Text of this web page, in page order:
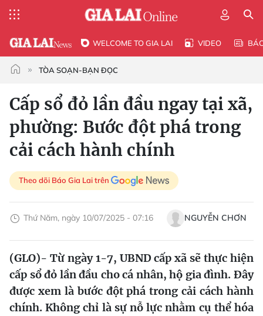
WELCOME TO GIA LAI VIDEO
TÒA SOẠN-BẠN ĐỌC
Cấp sổ đỏ lần đầu ngay tại xã,
phường: Bước đột phá trong
cải cách hành chính
Theo dõi Báo Gia Lai trên
Thứ Năm, ngày 10/07/2025 - 07:16 NGUYỄN CHƠN
(GLO)- Từ ngày 1-7, UBND cấp xã sẽ thực hiện
cấp sổ đỏ lần đầu cho cá nhân, hộ gia đình. Đây
được xem là bước đột phá trong cải cách hành
chính. Không chỉ là sự nỗ lực nhằm cụ thể hóa